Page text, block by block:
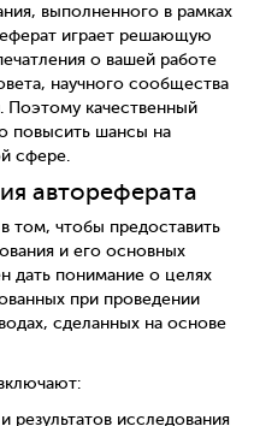
выполненного в рамках
играет решающую
о вашей работе
научного сообщества
Поэтому качественный
повысить шансы на
сфере.
автореферата
том, чтобы предоставить
и его основных
дать понимание о целях
при проведении
сделанных на основе
исследования